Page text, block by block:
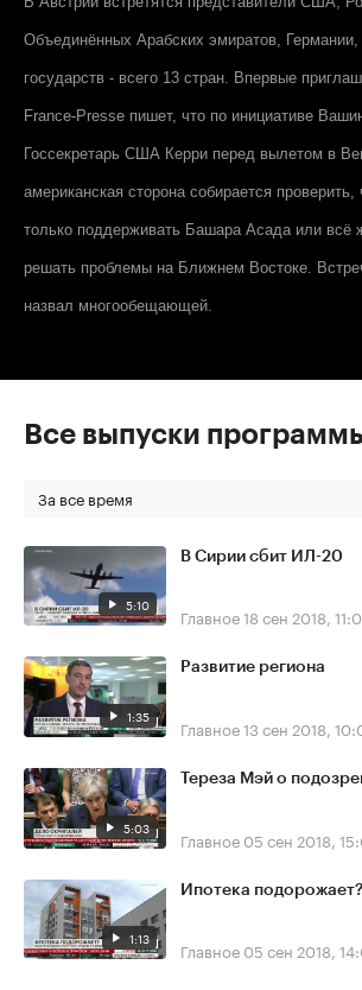
Объединённых Арабских эмиратов,
государств - всего 13 стран. Впервые
France-Presse пишет, что по инициативе
Госсекретарь США Керри перед вылетом в
американская сторона собирается проверить,
только поддерживать Башара Асада или всё
решать проблемы на Ближнем Востоке.
назвал многообещающей.
Все выпуски
За все время
5:10
В Сирии сбит ИЛ-20
Главное18 сен 2018,
1:35
Развитие региона
Главное13 сен 2018,
5:03
Тереза Мэй о
Главное 05 сен 2018,
1:13
Ипотека подорожает?
Главное 05 сен 2018,